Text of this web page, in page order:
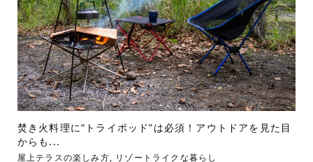
焚き火料理に“トライポッド”は必須！アウトドアを見た目
からも...
屋上テラスの楽しみ方, リゾートライクな暮らし